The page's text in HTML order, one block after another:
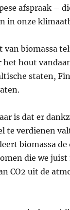
afspraak –
in onze
van biomassa
het hout
staten,
is dat er
te verdienen
biomassa
die we
CO2 uit de